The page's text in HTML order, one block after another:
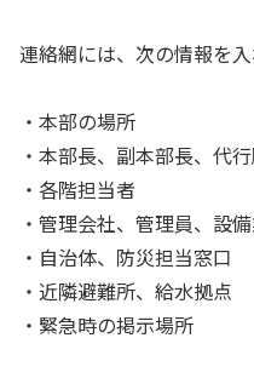
連絡網には、次の情報を入
・本部の場所
・本部長、副本部長、代
・各階担当者
・管理会社、管理員、設
・自治体、防災担当窓口
・近隣避難所、給水拠点
・緊急時の掲示場所